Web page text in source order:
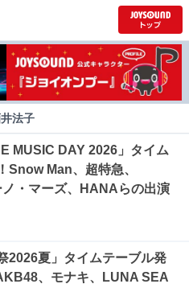
法子
MUSIC DAY 2026」タイム
Snow Man、超特急、
・マーズ、HANAらの出演
2026夏」タイムテーブル発
、モナキ、LUNA SEA